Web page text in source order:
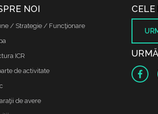
NOI
/ Strategie / Funcţionare
ICR
de activitate
de avere
CELE